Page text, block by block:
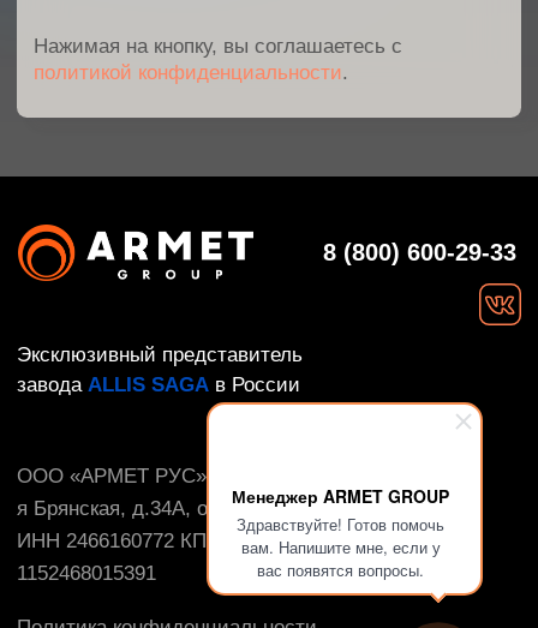
Менеджер ARMET GROUP
Здравствуйте! Готов помочь
вам. Напишите мне, если у
вас появятся вопросы.